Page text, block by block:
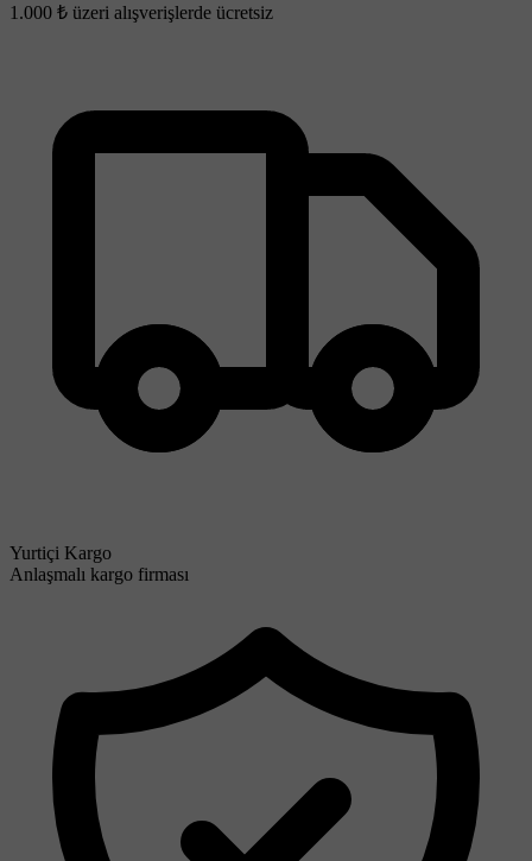
1.000 ₺ üzeri alışverişlerde ücretsiz
Yurtiçi Kargo
Anlaşmalı kargo firması